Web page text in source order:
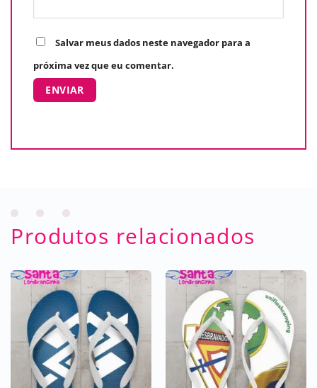
Salvar meus dados neste navegador para a
próxima vez que eu comentar.
Produtos relacionados